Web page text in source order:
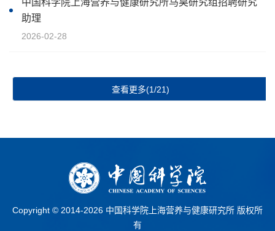
中国科学院上海营养与健康研究所马昊研究组招聘研究
助理
2026-02-28
查看更多(1/21)
Copyright © 2014-2026 中国科学院上海营养与健康研究所 版权所
有